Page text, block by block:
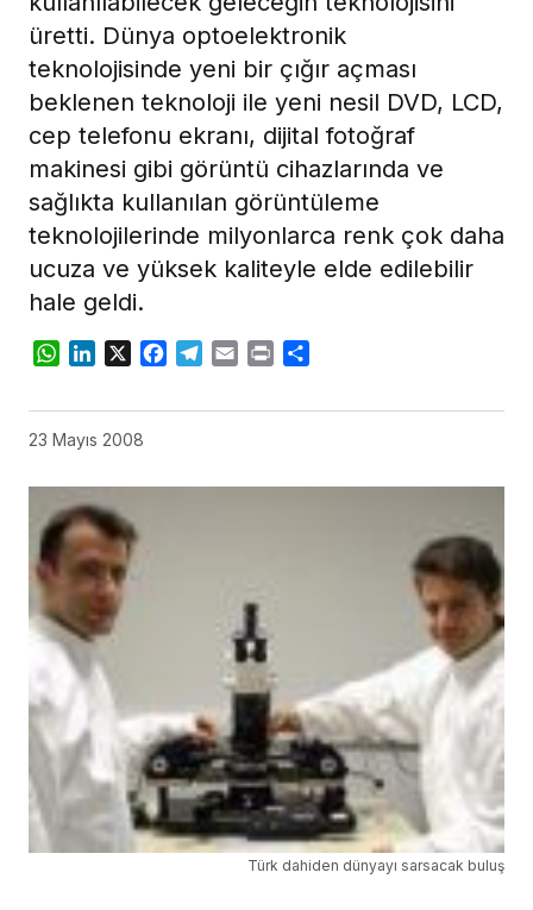
üretti. Dünya optoelektronik
teknolojisinde yeni bir çığır açması
beklenen teknoloji ile yeni nesil DVD, LCD,
cep telefonu ekranı, dijital fotoğraf
makinesi gibi görüntü cihazlarında ve
sağlıkta kullanılan görüntüleme
teknolojilerinde milyonlarca renk çok daha
ucuza ve yüksek kaliteyle elde edilebilir
hale geldi.
WhatsApp
LinkedIn
X Facebook
Telegram
Email Print
23 Mayıs 2008
Türk dahiden dünyayı sarsacak buluş